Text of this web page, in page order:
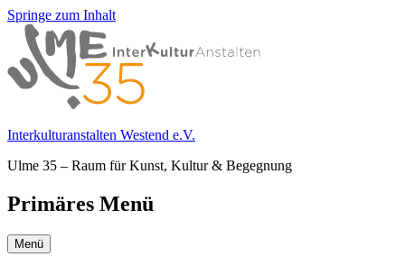
Springe zum Inhalt
Interkulturanstalten Westend e.V.
Ulme 35 – Raum für Kunst, Kultur & Begegnung
Primäres Menü
Menü